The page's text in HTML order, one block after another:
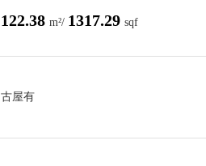
122.38 m²/ 1317.29 sqf
古屋有